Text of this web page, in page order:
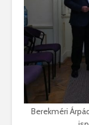
Berekméri